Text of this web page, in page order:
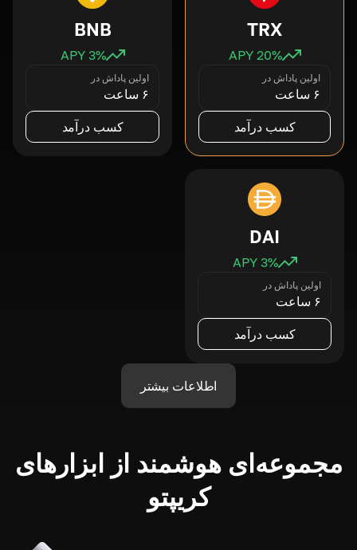
TRX
20% APY
اولین پاداش در
۶ ساعت
کسب درآمد
BNB
3% APY
اولین پاداش در
۶ ساعت
کسب درآمد
DAI
3% APY
اولین پاداش در
۶ ساعت
کسب درآمد
اطلاعات بیشتر
مجموعه‌ای هوشمند از ابزارهای
کریپتو